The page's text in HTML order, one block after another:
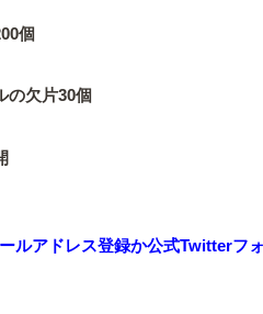
個
の欠片30個
ルアドレス登録か公式Twitterフ